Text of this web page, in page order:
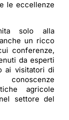
le eccellenze
solo alla
un ricco
conferenze,
da esperti
ai visitatori di
agricole
settore del